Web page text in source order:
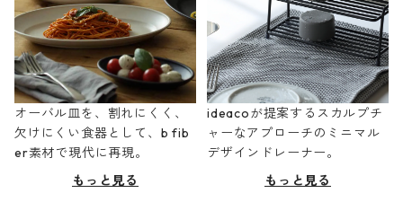
オーバル皿を、割れにくく、
欠けにくい食器として、b fib
er素材で現代に再現。
もっと見る
ideacoが提案するスカルプチ
ャーなアプローチのミニマル
デザインドレーナー。
もっと見る